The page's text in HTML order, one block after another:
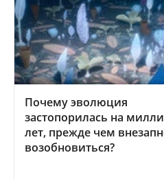
Почему эволюция
застопорилась на
лет, прежде чем
возобновиться?